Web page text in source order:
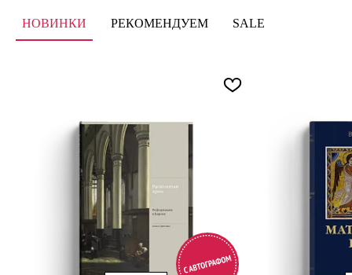
НОВИНКИ РЕКОМЕНДУЕМ SALE